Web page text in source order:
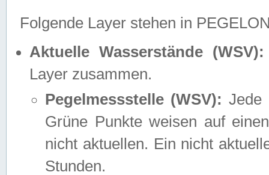
Folgende Layer stehen in
Aktuelle Wasserstände (WSV):
Layer zusammen.
Pegelmessstelle (WSV): Jede
Grüne Punkte weisen auf
nicht aktuellen. Ein nicht
Stunden.